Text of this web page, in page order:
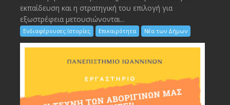
εκπαίδευση και η στρατηγική του επιλογή για
εξωστρέφεια μετουσιώνονται...
Ενδιαφέρουσες Ιστορίες Επικαιρότητα Νέα των Δήμων